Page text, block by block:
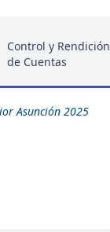
Control y Rendición
de Cuentas
Asunción 2025